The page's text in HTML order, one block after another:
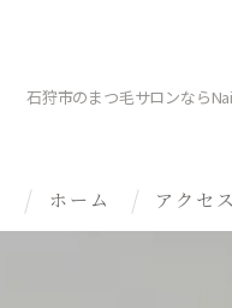
石狩市のまつ毛サロンなら
ホーム アクセス